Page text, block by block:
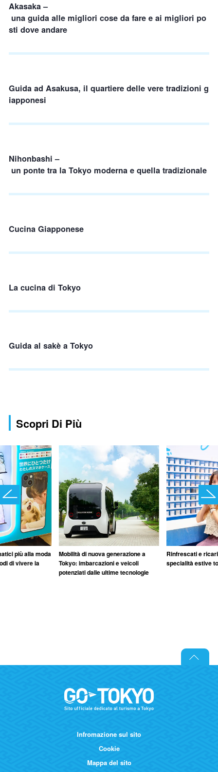
Akasaka –
una guida alle migliori cose da fare e ai migliori po
sti dove andare
Guida ad Asakusa, il quartiere delle vere tradizioni g
iapponesi
Nihonbashi –
un ponte tra la Tokyo moderna e quella tradizionale
Cucina Giapponese
La cucina di Tokyo
Guida al sakè a Tokyo
Scopri Di Più
più alla moda
di vivere la
Mobilità di nuova generazione a
Tokyo: imbarcazioni e veicoli
potenziati dalle ultime tecnologie
Rinfrescati e
specialità estive
Infromazione sul sito
Cookie
Mappa del sito